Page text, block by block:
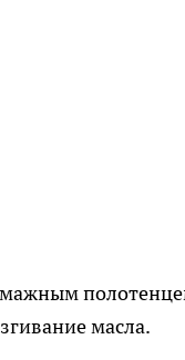
масла.